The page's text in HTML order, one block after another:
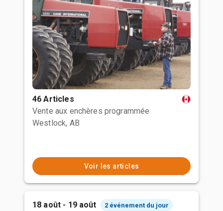
46 Articles
Vente aux enchères programmée
Westlock, AB
Voir les articles
18 août - 19 août 2 événement du jour